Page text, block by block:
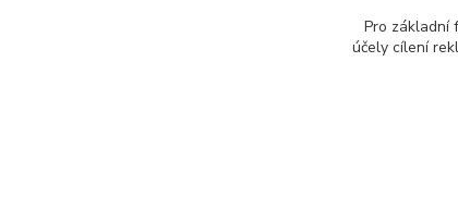
Pro základní
účely cílení